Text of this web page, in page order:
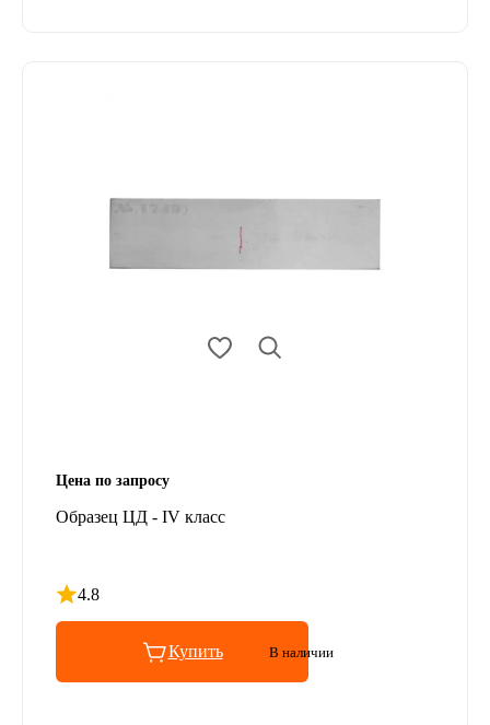
Цена по запросу
Образец ЦД - IV класс
4.8
Рейтинг 4.8 из 5
Купить В наличии